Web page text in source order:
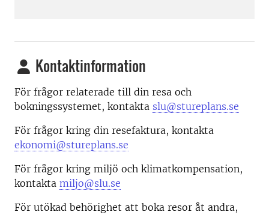
Kontaktinformation
För frågor relaterade till din resa och
bokningssystemet, kontakta slu@stureplans.se
För frågor kring din resefaktura, kontakta
ekonomi@stureplans.se
För frågor kring miljö och klimatkompensation,
kontakta miljo@slu.se
För utökad behörighet att boka resor åt andra,